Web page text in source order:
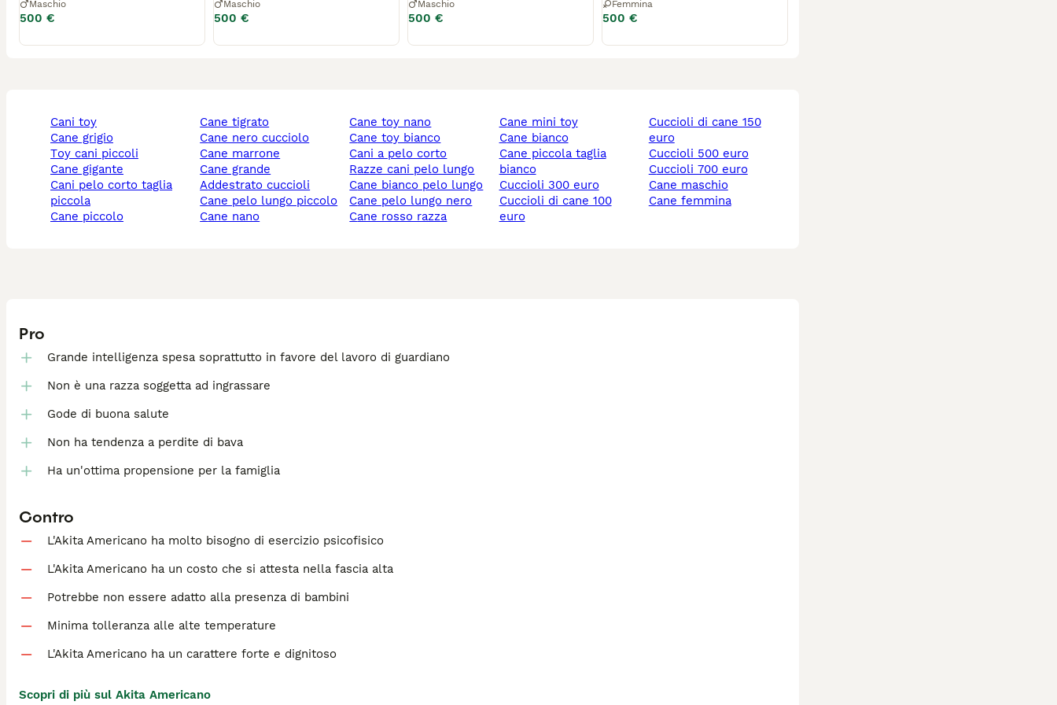
Maschio
500 €
Maschio
500 €
Maschio
500 €
Femmina
500 €
cani toy
cane grigio
toy cani piccoli
cane gigante
cani pelo corto taglia
piccola
cane piccolo
cane tigrato
cane nero cucciolo
cane marrone
cane grande
addestrato cuccioli
cane pelo lungo piccolo
cane nano
cane toy nano
cane toy bianco
cani a pelo corto
razze cani pelo lungo
cane bianco pelo lungo
cane pelo lungo nero
cane rosso razza
cane mini toy
cane bianco
cane piccola taglia
bianco
cuccioli 300 euro
cuccioli di cane 100
euro
cuccioli di cane 150
euro
cuccioli 500 euro
cuccioli 700 euro
cane maschio
cane femmina
Pro
Grande intelligenza spesa soprattutto in favore del lavoro di guardiano
Non è una razza soggetta ad ingrassare
Gode di buona salute
Non ha tendenza a perdite di bava
Ha un'ottima propensione per la famiglia
Contro
L'Akita Americano ha molto bisogno di esercizio psicofisico
L'Akita Americano ha un costo che si attesta nella fascia alta
Potrebbe non essere adatto alla presenza di bambini
Minima tolleranza alle alte temperature
L'Akita Americano ha un carattere forte e dignitoso
Scopri di più sul Akita Americano